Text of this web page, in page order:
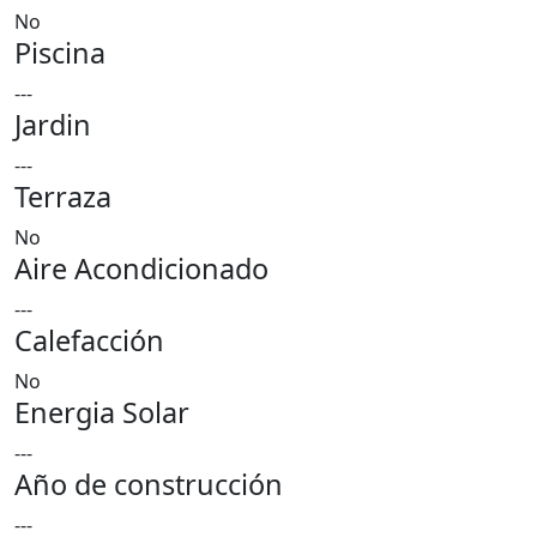
No
Piscina
---
Jardin
---
Terraza
No
Aire Acondicionado
---
Calefacción
No
Energia Solar
---
Año de construcción
---